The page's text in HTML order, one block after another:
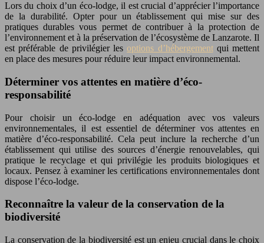
Lors du choix d’un éco-lodge, il est crucial d’apprécier l’importance
de la durabilité. Opter pour un établissement qui mise sur des
pratiques durables vous permet de contribuer à la protection de
l’environnement et à la préservation de l’écosystème de Lanzarote. Il
est préférable de privilégier les options d’hébergementqui mettent
en place des mesures pour réduire leur impact environnemental.
Déterminer vos attentes en matière d’éco-
responsabilité
Pour choisir un éco-lodge en adéquation avec vos valeurs
environnementales, il est essentiel de déterminer vos attentes en
matière d’éco-responsabilité. Cela peut inclure la recherche d’un
établissement qui utilise des sources d’énergie renouvelables, qui
pratique le recyclage et qui privilégie les produits biologiques et
locaux. Pensez à examiner les certifications environnementales dont
dispose l’éco-lodge.
Reconnaître la valeur de la conservation de la
biodiversité
La conservation de la biodiversité est un enjeu crucial dans le choix